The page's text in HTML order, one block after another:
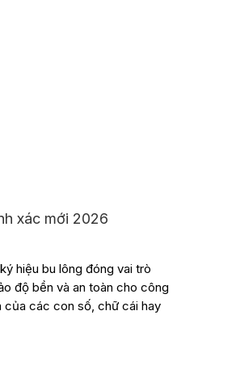
xác mới 2026
hiệu bu lông đóng vai trò
độ bền và an toàn cho công
của các con số, chữ cái hay